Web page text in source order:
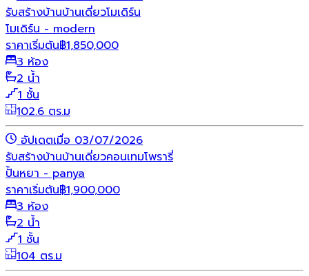
รับสร้างบ้านบ้านเดี่ยวโมเดิร์น
โมเดิร์น - modern
ราคาเริ่มต้น฿1,850,000
3 ห้อง
2 น้ำ
1 ชั้น
102.6 ตร.ม
อัปเดตเมื่อ 03/07/2026
รับสร้างบ้านบ้านเดี่ยวคอนเทมโพรารี่
ปั้นหยา - panya
ราคาเริ่มต้น฿1,900,000
3 ห้อง
2 น้ำ
1 ชั้น
104 ตร.ม